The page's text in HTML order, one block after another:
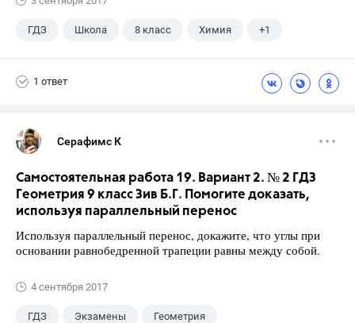
ГДЗ Школа 8 класс Химия +1
1 ответ
Серафимс К
Самостоятельная работа 19. Вариант 2. № 2 ГДЗ
Геометрия 9 класс Зив Б.Г. Помогите доказать,
используя параллельный перенос
Используя параллельный перенос, докажите, что углы при
основании равнобедренной трапеции равны между собой.
4 сентября 2017
ГДЗ Экзамены Геометрия